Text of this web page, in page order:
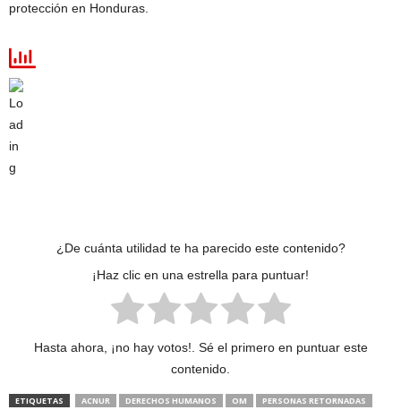
protección en Honduras.
¿De cuánta utilidad te ha parecido este contenido?
¡Haz clic en una estrella para puntuar!
Hasta ahora, ¡no hay votos!. Sé el primero en puntuar este
contenido.
ETIQUETAS ACNUR DERECHOS HUMANOS OM PERSONAS RETORNADAS